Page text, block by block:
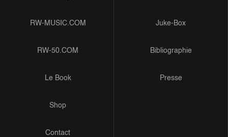
RW-MUSIC.COM
RW-50.COM
Le Book
Shop
Contact
Juke-Box
Bibliographie
Presse